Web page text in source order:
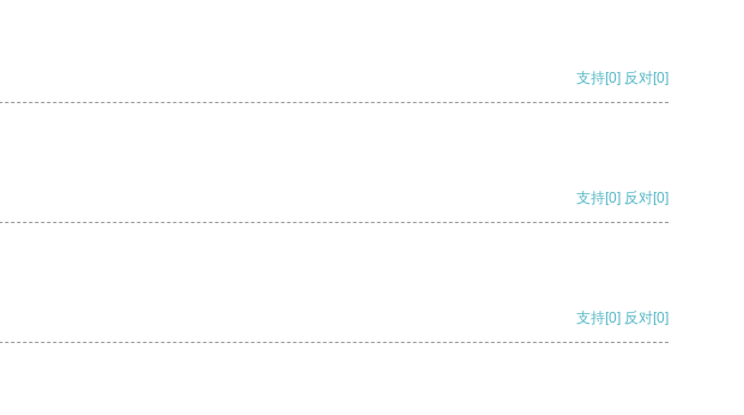
支持[0] 反对[0]
支持[0] 反对[0]
支持[0] 反对[0]